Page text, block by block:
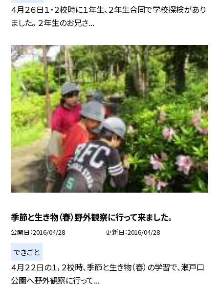
４月２６日１・２校時に１年生、２年生合同で学校探検があり
ました。 ２年生のお兄さ...
季節と生き物（春）野外観察に行って来ました。
公開日 2016/04/28 更新日 2016/04/28
できごと
４月２２日の１，２校時、季節と生き物（春）の学習で、瀬戸口
公園へ野外観察に行って...